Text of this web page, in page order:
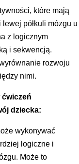
które mają
półkuli mózgu u
z logicznym
i sekwencją.
rozwoju
nimi.
ćwiczeń
dziecka:
wykonywać
logiczne i
Może to